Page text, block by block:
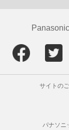
サイトの
パナソニ